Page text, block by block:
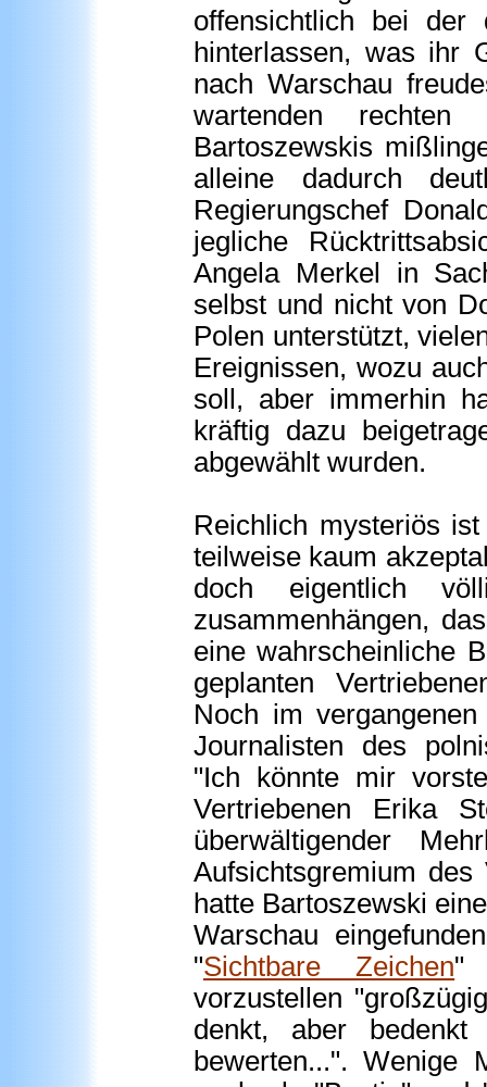
offensichtlich bei der
hinterlassen, was ihr
nach Warschau
wartenden
Bartoszewskis
alleine dadurch
Regierungschef
jegliche
Angela Merkel in
selbst und nicht von
Polen unterstützt,
Ereignissen, wozu
soll, aber immerhin
kräftig dazu
abgewählt wurden.
Reichlich mysteriös
teilweise kaum
doch eigentlich
zusammenhängen,
eine wahrscheinliche
geplanten
Noch im
Journalisten des
"Ich könnte mir
Vertriebenen Erika
überwältigender
Aufsichtsgremium
hatte Bartoszewski
Warschau
"Sichtbare Zeichen"
vorzustellen
denkt, aber
bewerten...". Wenige